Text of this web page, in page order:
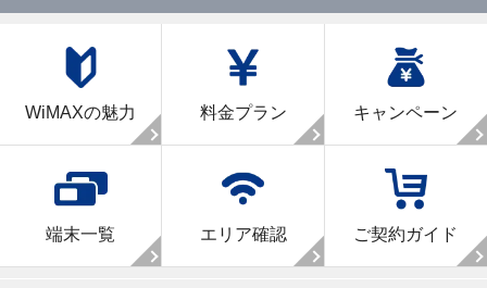
WiMAXの魅力 料金プラン キャンペーン
端末一覧 エリア確認 ご契約ガイド